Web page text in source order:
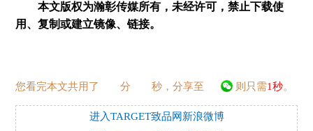
本文版权为瀚彰传媒所有，未经许可，禁止下载使
用、复制或建立镜像、链接。
您看完本文共用了 分 秒，分享至 则只需1秒。
进入TARGET致品网新浪微博